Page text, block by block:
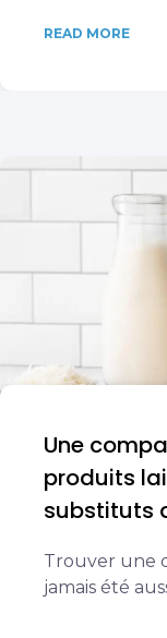
READ MORE
Une
produits
substituts
Trouver une
jamais été